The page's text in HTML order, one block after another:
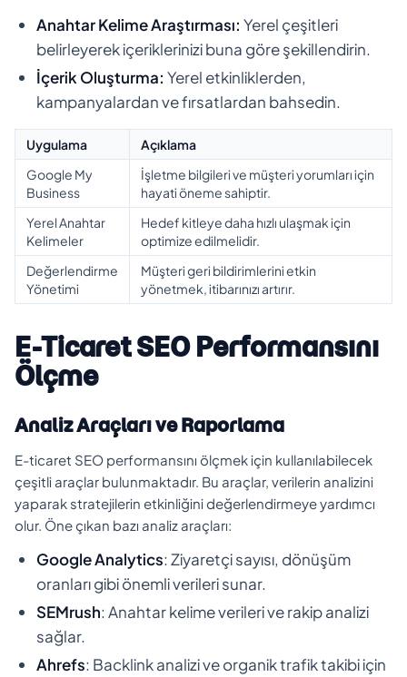
Anahtar Kelime Araştırması: Yerel çeşitleri
belirleyerek içeriklerinizi buna göre şekillendirin.
İçerik Oluşturma: Yerel etkinliklerden,
kampanyalardan ve fırsatlardan bahsedin.
Uygulama
Açıklama
Google My
Business
İşletme bilgileri ve müşteri yorumları için
hayati öneme sahiptir.
Yerel Anahtar
Kelimeler
Hedef kitleye daha hızlı ulaşmak için
optimize edilmelidir.
Değerlendirme
Yönetimi
Müşteri geri bildirimlerini etkin
yönetmek, itibarınızı artırır.
E-Ticaret SEO Performansını
Ölçme
Analiz Araçları ve Raporlama
E-ticaret SEO performansını ölçmek için kullanılabilecek
çeşitli araçlar bulunmaktadır. Bu araçlar, verilerin analizini
yaparak stratejilerin etkinliğini değerlendirmeye yardımcı
olur. Öne çıkan bazı analiz araçları:
Google Analytics: Ziyaretçi sayısı, dönüşüm
oranları gibi önemli verileri sunar.
SEMrush: Anahtar kelime verileri ve rakip analizi
sağlar.
Ahrefs: Backlink analizi ve organik trafik takibi için